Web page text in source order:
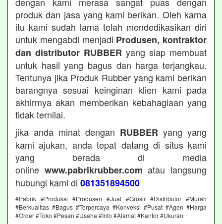
produk dan jasa yang kami berikan. Oleh karna
itu kami sudah lama telah mendedikasikan diri
untuk mengabdi menjadi Produsen, kontraktor
dan distributor RUBBER yang siap membuat
untuk hasil yang bagus dan harga terjangkau.
Tentunya jika Produk Rubber yang kami berikan
barangnya sesuai keinginan klien kami pada
akhirmya akan memberikan kebahagiaan yang
tidak ternilai.
jika anda minat dengan RUBBER yang yang
kami ajukan, anda tepat datang di situs kami
yang berada di media
online www.pabrikrubber.com atau langsung
hubungi kami di 081351894500
#Pabrik #Produksi #Produsen #Jual #Grosir #Distributor #Murah
#Berkualitas #Bagus #Terpercaya #Konveksi #Pusat #Agen #Harga
#Order #Toko #Pesan #Usaha #Info #Alamat #Kantor #Ukuran